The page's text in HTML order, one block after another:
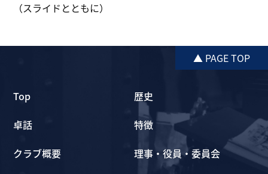
（スライドとともに）
▲ PAGE TOP
Top
卓話
クラブ概要
歴史
特徴
理事・役員・委員会